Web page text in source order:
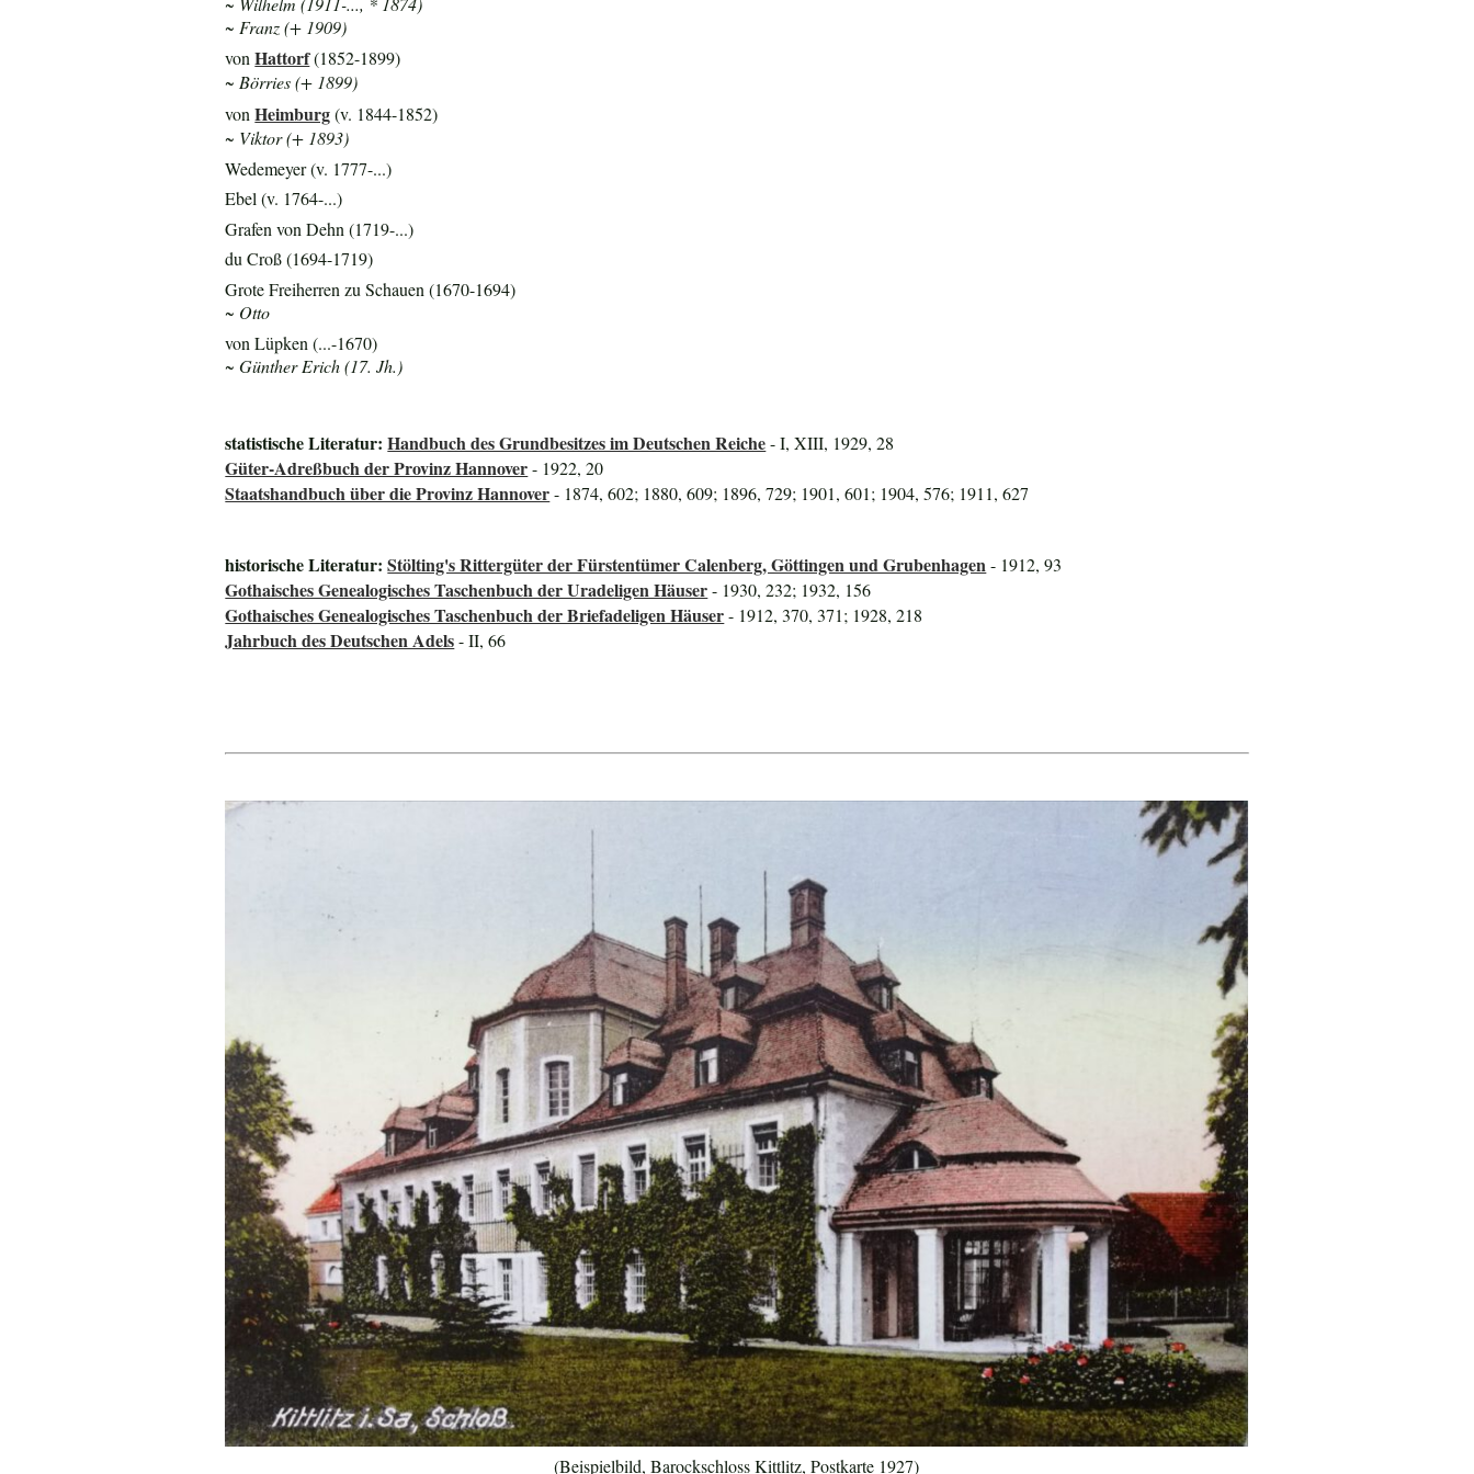
~ Franz (+ 1909)
vonHattorf(1852-1899)
~ Börries (+ 1899)
vonHeimburg(v. 1844-1852)
~ Viktor (+ 1893)
Wedemeyer (v. 1777-...)
Ebel (v. 1764-...)
Grafen von Dehn (1719-...)
du Croß (1694-1719)
Grote Freiherren zu Schauen (1670-1694)
~ Otto
von Lüpken (...-1670)
~ Günther Erich (17. Jh.)
statistische Literatur:Handbuch des Grundbesitzes im Deutschen Reiche- I, XIII, 1929, 28
Güter-Adreßbuch der Provinz Hannover- 1922, 20
Staatshandbuch über die Provinz Hannover- 1874, 602; 1880, 609; 1896, 729; 1901, 601; 1904, 576; 1911, 627
historische Literatur:Stölting's Rittergüter der Fürstentümer Calenberg, Göttingen und Grubenhagen- 1912, 93
Gothaisches Genealogisches Taschenbuch der Uradeligen Häuser- 1930, 232; 1932, 156
Gothaisches Genealogisches Taschenbuch der Briefadeligen Häuser- 1912, 370, 371; 1928, 218
Jahrbuch des Deutschen Adels- II, 66
(Beispielbild, Barockschloss Kittlitz, Postkarte 1927)